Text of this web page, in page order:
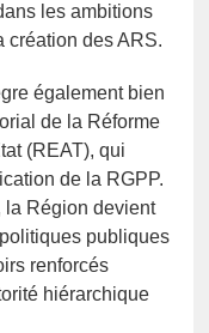
les ambitions
création des ARS.
également bien
de la Réforme
(REAT), qui
de la RGPP.
la Région devient
publiques
renforcés
hiérarchique